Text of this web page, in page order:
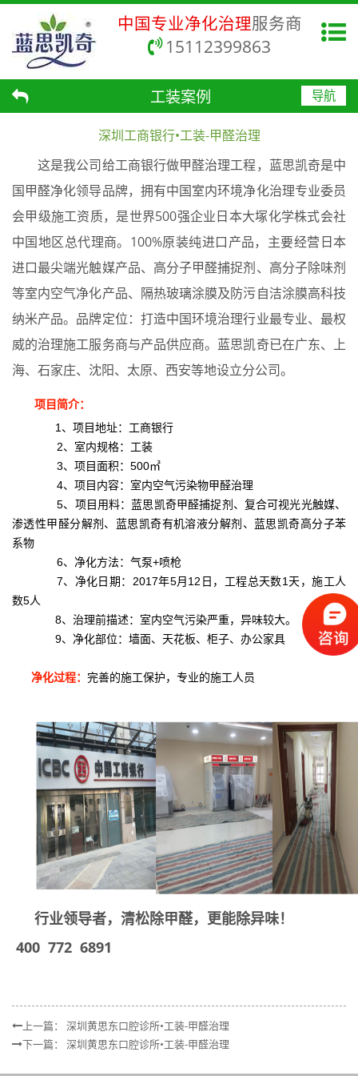
中国专业净化治理服务商
15112399863
工装案例 导航
深圳工商银行•工装-甲醛治理
这是我公司给工商银行做甲醛治理工程，蓝思凯奇是中
国甲醛净化领导品牌，拥有中国室内环境净化治理专业委员
会甲级施工资质，是世界500强企业日本大塚化学株式会社
中国地区总代理商。100%原装纯进口产品，主要经营日本
进口最尖端光触媒产品、高分子甲醛捕捉剂、高分子除味剂
等室内空气净化产品、隔热玻璃涂膜及防污自洁涂膜高科技
纳米产品。品牌定位：打造中国环境治理行业最专业、最权
威的治理施工服务商与产品供应商。蓝思凯奇已在广东、上
海、石家庄、沈阳、太原、西安等地设立分公司。
项目简介：
1、项目地址：工商银行
2、室内规格：工装
3、项目面积：500㎡
4、项目内容：室内空气污染物甲醛治理
5、项目用料：蓝思凯奇甲醛捕捉剂、复合可视光光触媒、
渗透性甲醛分解剂、蓝思凯奇有机溶液分解剂、蓝思凯奇高分子苯
系物
6、净化方法：气泵+喷枪
7、净化日期：2017年5月12日，工程总天数1天，施工人
数5人
8、治理前描述：室内空气污染严重，异味较大。
9、净化部位：墙面、天花板、柜子、办公家具
净化过程： 完善的施工保护，专业的施工人员
行业领导者，清松除甲醛，更能除异味！
400 772 6891
上一篇：
深圳黄思东口腔诊所•工装-甲醛治理
下一篇：
深圳黄思东口腔诊所•工装-甲醛治理